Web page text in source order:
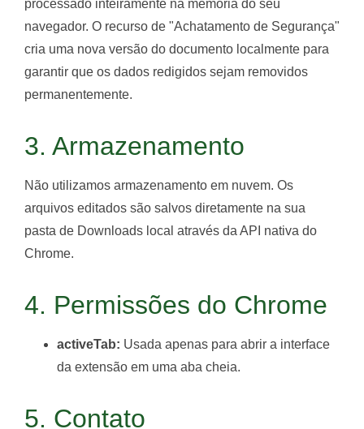
processado inteiramente na memória do seu
navegador. O recurso de "Achatamento de Segurança"
cria uma nova versão do documento localmente para
garantir que os dados redigidos sejam removidos
permanentemente.
3. Armazenamento
Não utilizamos armazenamento em nuvem. Os
arquivos editados são salvos diretamente na sua
pasta de Downloads local através da API nativa do
Chrome.
4. Permissões do Chrome
activeTab: Usada apenas para abrir a interface
da extensão em uma aba cheia.
5. Contato